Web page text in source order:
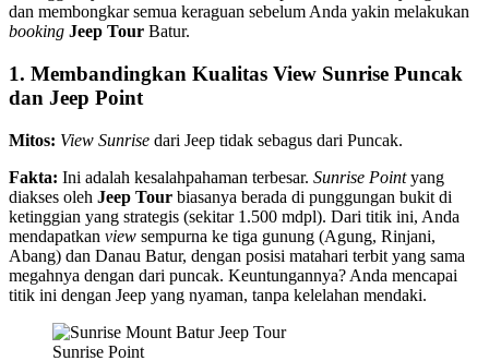
dan membongkar semua keraguan sebelum Anda yakin melakukan
booking Jeep Tour Batur.
1. Membandingkan Kualitas View Sunrise Puncak
dan Jeep Point
Mitos: View Sunrise dari Jeep tidak sebagus dari Puncak.
Fakta: Ini adalah kesalahpahaman terbesar. Sunrise Pointyang
diakses oleh Jeep Tour biasanya berada di punggungan bukit di
ketinggian yang strategis (sekitar 1.500 mdpl). Dari titik ini, Anda
mendapatkan view sempurna ke tiga gunung (Agung, Rinjani,
Abang) dan Danau Batur, dengan posisi matahari terbit yang sama
megahnya dengan dari puncak. Keuntungannya? Anda mencapai
titik ini dengan Jeep yang nyaman, tanpa kelelahan mendaki.
Sunrise Point